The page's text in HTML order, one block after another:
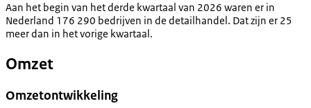
Aan het begin van het derde kwartaal van 2026 waren er in
Nederland 176 290 bedrijven in de detailhandel. Dat zijn er 25
meer dan in het vorige kwartaal.
Omzet
Omzetontwikkeling